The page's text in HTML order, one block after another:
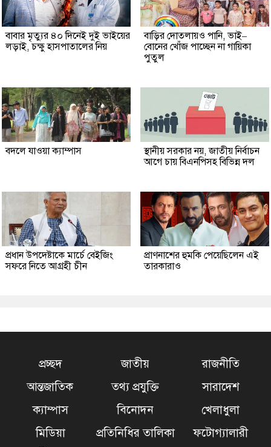
বাবার মৃত্যুর ৪০ দিনেই দুই ভাইয়ের
লড়াই, চক্ষু হাসপাতালের নিয়
বাড়ির দোতলায়ও পানি, ভাই–
বোনের খোঁজ পাচ্ছেন না গায়িকা
পুতুল
বদলে যাওয়া ক্যাম্পাস
স্থানীয় সরকার নয়, জাতীয় নির্বাচন
আগে চায় বিএনপিসহ বিভিন্ন দল
প্রধান উপদেষ্টাকে মার্চে বেইজিং
সফরে নিতে আগ্রহী চীন
প্রাণনাশের হুমকি পেয়েছিলেন এই
তারকারাও
প্রচ্ছদ জাতীয়
রাজনীতি
আন্তজাতিক
তথ্য প্রযুক্তি
সারাদেশ
ক্যাম্পাস
বিনোদন
খেলাধুলা
মিডিয়া
প্রতিনিধির তালিকা ফটোগ্যালারী